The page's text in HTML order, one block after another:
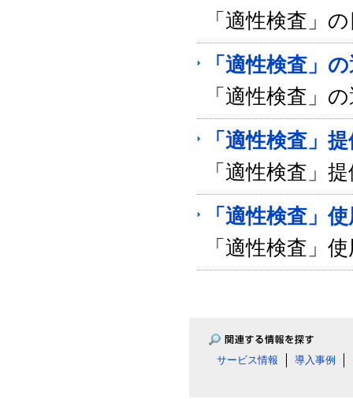
「適性検査」
「適性検査」
「適性検査」
「適性検査」
「適性検査」
「適性検査」
「適性検査」
サービス情報 導入事例